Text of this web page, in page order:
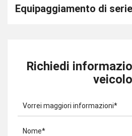
Equipaggiamento di serie
Richiedi
veicolo
Vorrei maggiori informazioni*
Nome*